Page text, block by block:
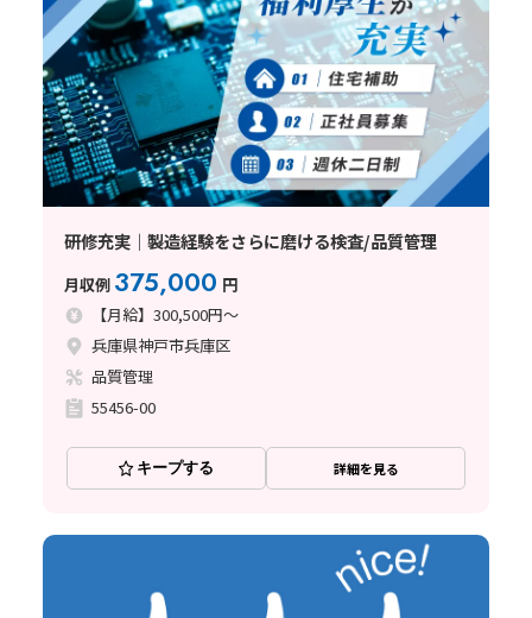
研修充実｜製造経験をさらに磨ける検査/品質管理
月収例 375,000 円
【月給】300,500円～
兵庫県神戸市兵庫区
品質管理
55456-00
キープする 詳細を見る